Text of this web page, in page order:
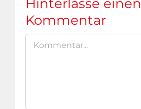
Hinterlasse einen
Kommentar
Kommentar